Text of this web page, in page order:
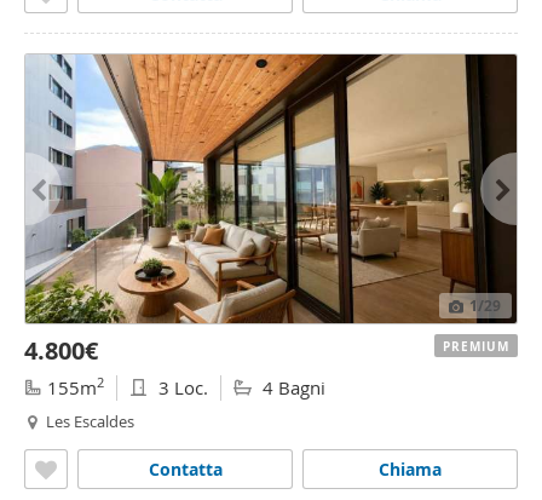
1/29
4.800€
155m2 3 Loc. 4 Bagni
Les Escaldes
Chiama
Contatta
PREMIUM